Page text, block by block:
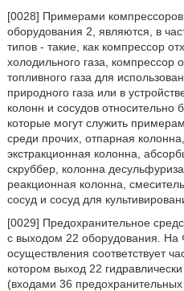
[0028] Примерами
оборудования 2, являются, в
типов - такие, как компрессор
холодильного газа, компрессор
топливного газа для
природного газа или в
колонн и сосудов относительно
которые могут служить
среди прочих, отпарная
экстракционная колонна,
скруббер, колонна
реакционная колонна,
сосуд и сосуд для
[0029] Предохранительное
с выходом 22 оборудования. На
осуществления соответствует
котором выход 22
(входами 36